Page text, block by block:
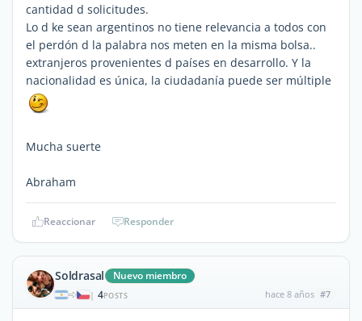
cantidad d solicitudes.
Lo d ke sean argentinos no tiene relevancia a todos con
el perdón d la palabra nos meten en la misma bolsa..
extranjeros provenientes d países en desarrollo. Y la
nacionalidad es única, la ciudadanía puede ser múltiple
Mucha suerte
Abraham
Reaccionar Responder
Soldrasal Nuevo miembro
| 4POSTS hace 8 años #7